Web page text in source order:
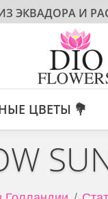
ЭКВАДОРА И
ЦВЕТЫ 💐